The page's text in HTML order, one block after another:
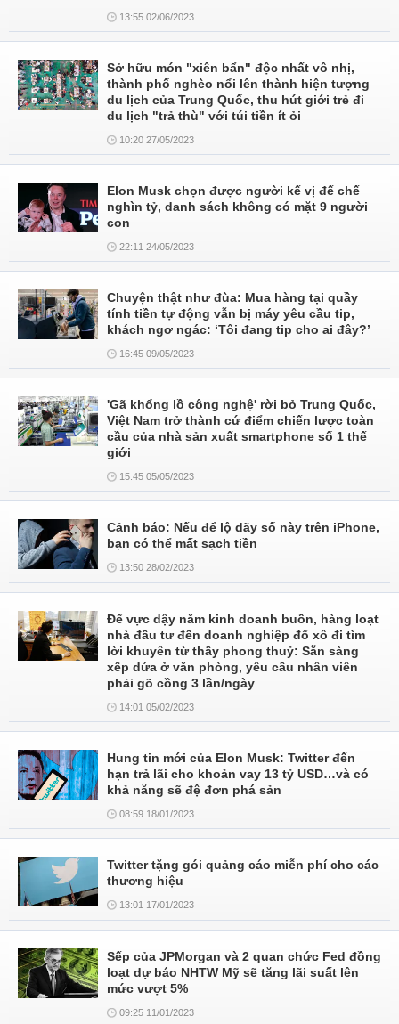
13:55 02/06/2023
Sở hữu món "xiên bẩn" độc nhất vô nhị,
thành phố nghèo nổi lên thành hiện tượng
du lịch của Trung Quốc, thu hút giới trẻ đi
du lịch "trả thù" với túi tiền ít ỏi
10:20 27/05/2023
Elon Musk chọn được người kế vị đế chế
nghìn tỷ, danh sách không có mặt 9 người
con
22:11 24/05/2023
Chuyện thật như đùa: Mua hàng tại quầy
tính tiền tự động vẫn bị máy yêu cầu tip,
khách ngơ ngác: ‘Tôi đang tip cho ai đây?’
16:45 09/05/2023
'Gã khổng lồ công nghệ' rời bỏ Trung Quốc,
Việt Nam trở thành cứ điểm chiến lược toàn
cầu của nhà sản xuất smartphone số 1 thế
giới
15:45 05/05/2023
Cảnh báo: Nếu để lộ dãy số này trên iPhone,
bạn có thể mất sạch tiền
13:50 28/02/2023
Để vực dậy năm kinh doanh buồn, hàng loạt
nhà đầu tư đến doanh nghiệp đổ xô đi tìm
lời khuyên từ thầy phong thuỷ: Sẵn sàng
xếp dứa ở văn phòng, yêu cầu nhân viên
phải gõ cồng 3 lần/ngày
14:01 05/02/2023
Hung tin mới của Elon Musk: Twitter đến
hạn trả lãi cho khoản vay 13 tỷ USD…và có
khả năng sẽ đệ đơn phá sản
08:59 18/01/2023
Twitter tặng gói quảng cáo miễn phí cho các
thương hiệu
13:01 17/01/2023
Sếp của JPMorgan và 2 quan chức Fed đồng
loạt dự báo NHTW Mỹ sẽ tăng lãi suất lên
mức vượt 5%
09:25 11/01/2023